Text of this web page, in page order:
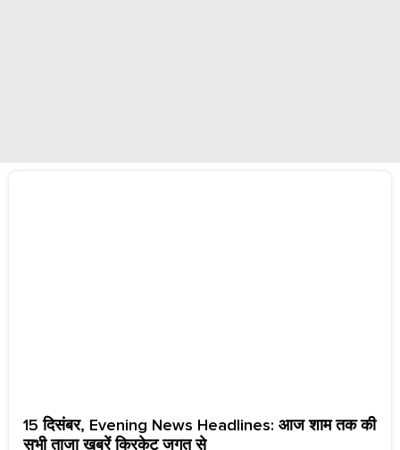
15 दिसंबर, Evening News Headlines: आज शाम तक की
सभी ताजा खबरें क्रिकेट जगत से